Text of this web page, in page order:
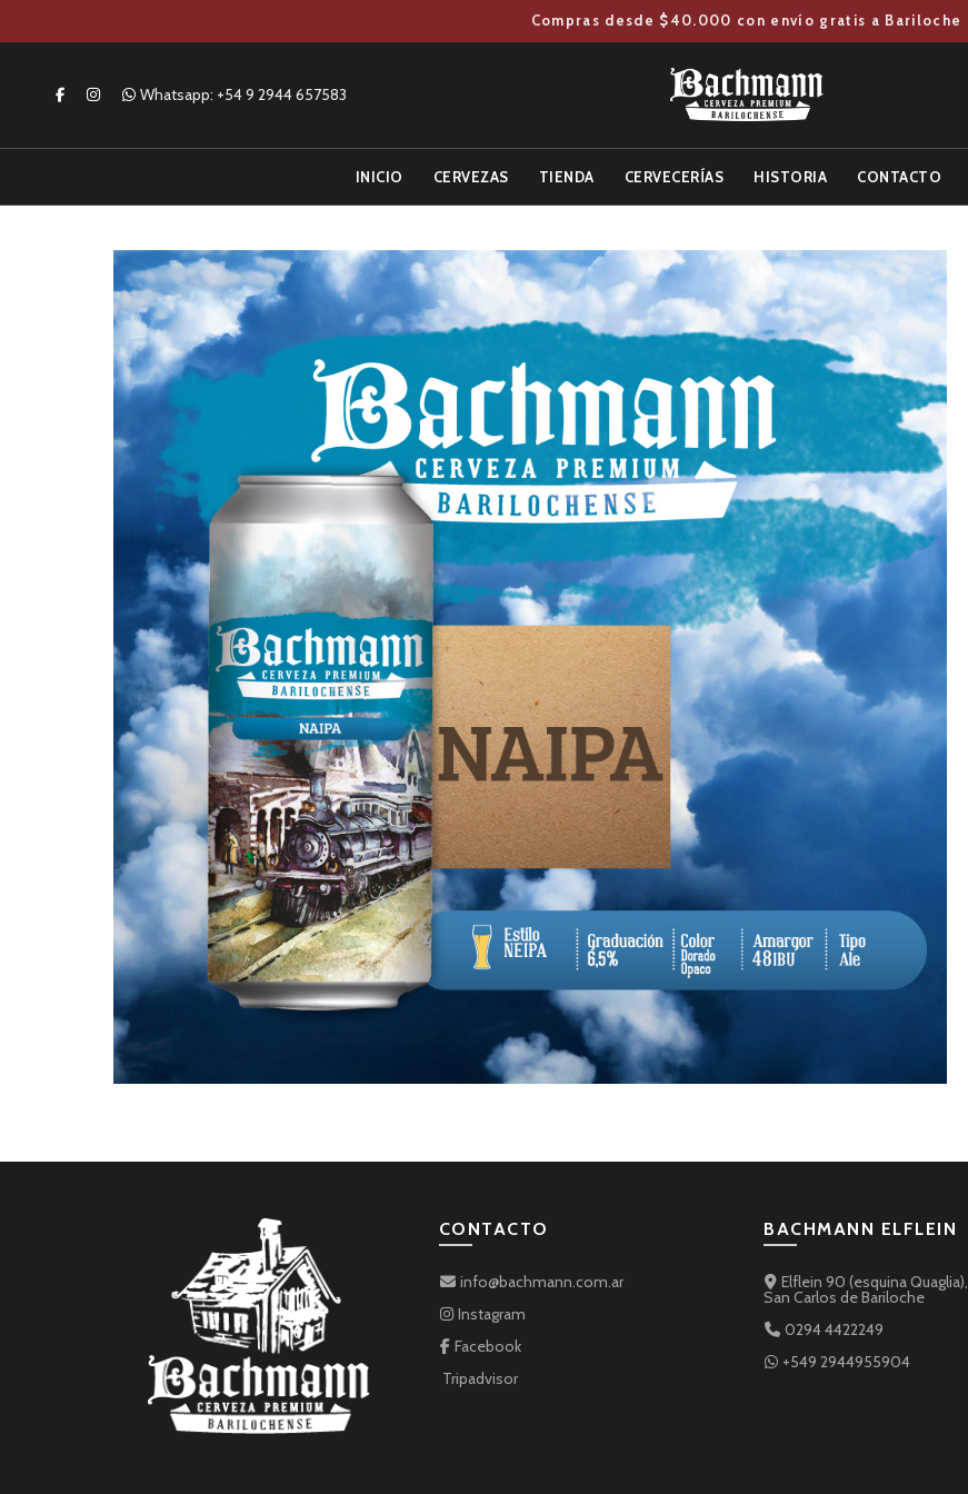
Compras desde $40.000 con envío gratis a Bariloche
Whatsapp: +54 9 2944 657583
INICIO CERVEZAS TIENDA CERVECERÍAS HISTORIA CONTACTO
CONTACTO
info@bachmann.com.ar
Instagram
Facebook
Tripadvisor
BACHMANN ELFLEIN
Elflein 90 (esquina Quaglia),
San Carlos de Bariloche
0294 4422249
+549 2944955904